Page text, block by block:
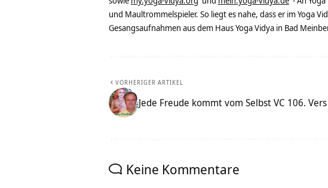
und Maultrommelspieler. So liegt es nahe, dass er im Yoga
Gesangsaufnahmen aus dem Haus Yoga Vidya in Bad
VORHERIGER ARTIKEL
Jede Freude kommt vom Selbst VC 106. Vers
Keine Kommentare